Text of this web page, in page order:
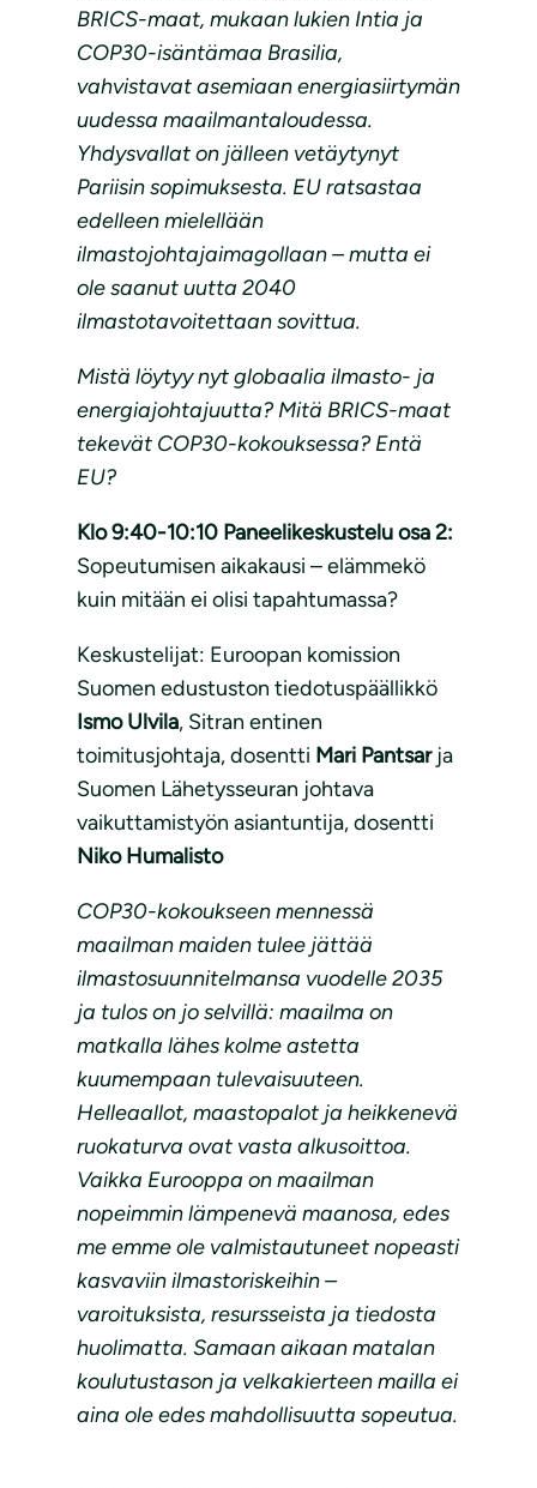
BRICS-maat, mukaan lukien Intia ja
COP30-isäntämaa Brasilia,
vahvistavat asemiaan energiasiirtymän
uudessa maailmantaloudessa.
Yhdysvallat on jälleen vetäytynyt
Pariisin sopimuksesta. EU ratsastaa
edelleen mielellään
ilmastojohtajaimagollaan – mutta ei
ole saanut uutta 2040
ilmastotavoitettaan sovittua.
Mistä löytyy nyt globaalia ilmasto- ja
energiajohtajuutta? Mitä BRICS-maat
tekevät COP30-kokouksessa? Entä
EU?
Klo 9:40-10:10 Paneelikeskustelu osa 2:
Sopeutumisen aikakausi – elämmekö
kuin mitään ei olisi tapahtumassa?
Keskustelijat: Euroopan komission
Suomen edustuston tiedotuspäällikkö
Ismo Ulvila, Sitran entinen
toimitusjohtaja, dosentti Mari Pantsar ja
Suomen Lähetysseuran johtava
vaikuttamistyön asiantuntija, dosentti
Niko Humalisto
COP30-kokoukseen mennessä
maailman maiden tulee jättää
ilmastosuunnitelmansa vuodelle 2035
ja tulos on jo selvillä: maailma on
matkalla lähes kolme astetta
kuumempaan tulevaisuuteen.
Helleaallot, maastopalot ja heikkenevä
ruokaturva ovat vasta alkusoittoa.
Vaikka Eurooppa on maailman
nopeimmin lämpenevä maanosa, edes
me emme ole valmistautuneet nopeasti
kasvaviin ilmastoriskeihin –
varoituksista, resursseista ja tiedosta
huolimatta. Samaan aikaan matalan
koulutustason ja velkakierteen mailla ei
aina ole edes mahdollisuutta sopeutua.